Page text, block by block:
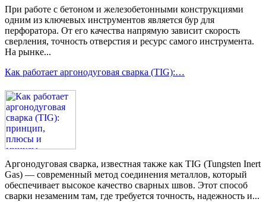
При работе с бетоном и железобетонными конструкциями
одним из ключевых инструментов является бур для
перфоратора. От его качества напрямую зависит скорость
сверления, точность отверстия и ресурс самого инструмента.
На рынке...
Как работает аргонодуговая сварка (TIG):…
Аргонодуговая сварка, известная также как TIG (Tungsten Inert
Gas) — современный метод соединения металлов, который
обеспечивает высокое качество сварных швов. Этот способ
сварки незаменим там, где требуется точность, надежность и...